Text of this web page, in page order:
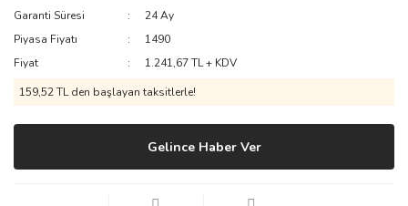
Garanti Süresi
24 Ay
Piyasa Fiyatı
1490
Fiyat
1.241,67 TL + KDV
159,52 TL den başlayan taksitlerle!
Gelince Haber Ver